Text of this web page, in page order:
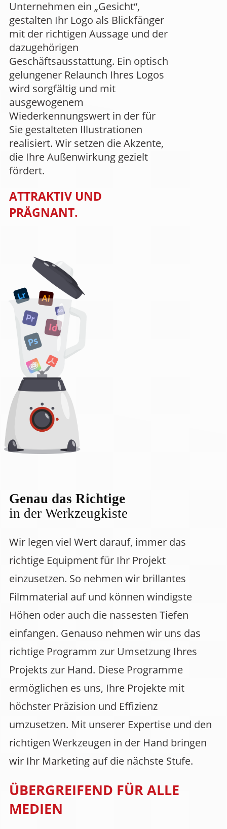
Unternehmen ein „Gesicht“,
gestalten Ihr Logo als Blickfänger
mit der richtigen Aussage und der
dazugehörigen
Geschäftsausstattung. Ein optisch
gelungener Relaunch Ihres Logos
wird sorgfältig und mit
ausgewogenem
Wiederkennungswert in der für
Sie gestalteten Illustrationen
realisiert. Wir setzen die Akzente,
die Ihre Außenwirkung gezielt
fördert.
ATTRAKTIV UND
PRÄGNANT.
Genau das Richtige
in der Werkzeugkiste
Wir legen viel Wert darauf, immer das
richtige Equipment für Ihr Projekt
einzusetzen. So nehmen wir brillantes
Filmmaterial auf und können windigste
Höhen oder auch die nassesten Tiefen
einfangen. Genauso nehmen wir uns das
richtige Programm zur Umsetzung Ihres
Projekts zur Hand. Diese Programme
ermöglichen es uns, Ihre Projekte mit
höchster Präzision und Effizienz
umzusetzen. Mit unserer Expertise und den
richtigen Werkzeugen in der Hand bringen
wir Ihr Marketing auf die nächste Stufe.
ÜBERGREIFEND FÜR ALLE
MEDIEN